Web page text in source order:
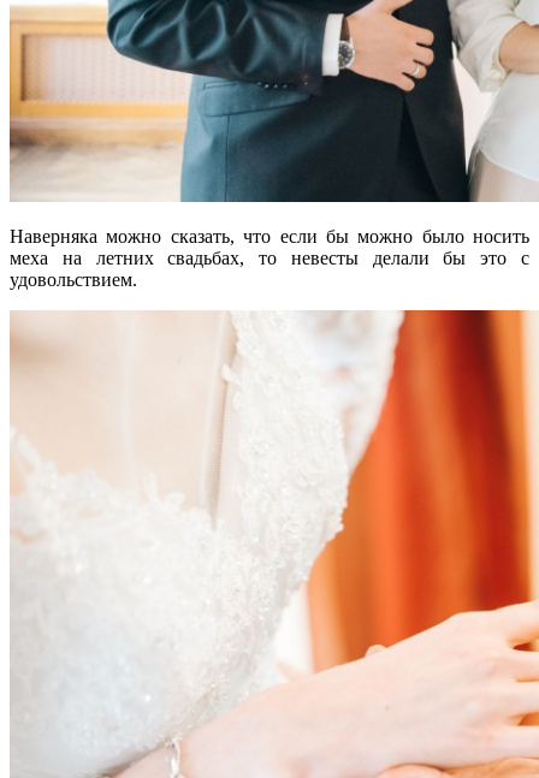
Наверняка можно сказать, что если бы можно было носить
меха на летних свадьбах, то невесты делали бы это с
удовольствием.